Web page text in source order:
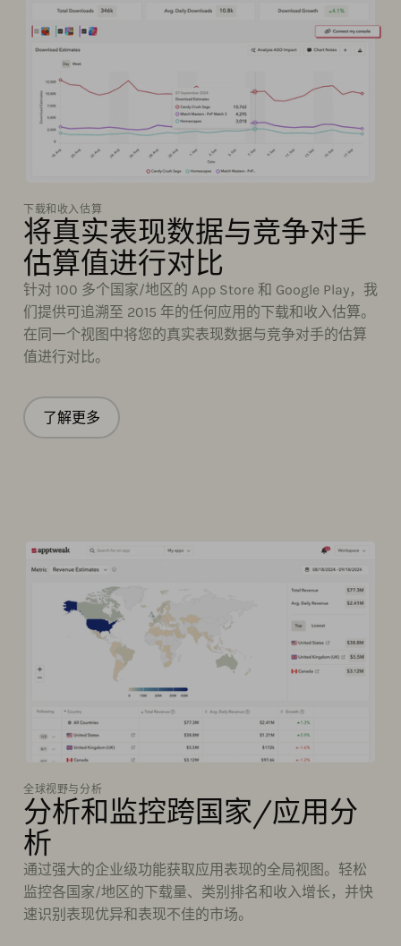
下载和收入估算
将真实表现数据与竞争对手
估算值进行对比
针对 100 多个国家/地区的 App Store 和 Google Play，我
们提供可追溯至 2015 年的任何应用的下载和收入估算。
在同一个视图中将您的真实表现数据与竞争对手的估算
值进行对比。
了解更多
全球视野与分析
分析和监控跨国家/应用分
析
通过强大的企业级功能获取应用表现的全局视图。轻松
监控各国家/地区的下载量、类别排名和收入增长，并快
速识别表现优异和表现不佳的市场。